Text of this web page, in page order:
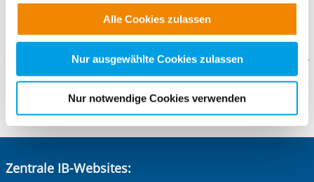
Funktionen für diese Zwecke aktiviert sind, müssen Sie
alle Cookie-Kategorien auswählen. Sie können mittels
nachfolgender Buttons über Ihre Einwilligung für diese
Zwecke entscheiden und Ihre erteilte Einwilligung stets
für die Zukunft widerrufen. Bitte beachten Sie: Ihre
Cookies, die erforderlich zur Bereitstellung der von Ihnen
aufgerufenen und somit gewünschten Website-
Funktionen sind. Diese Cookies setzen wir aufgrund
Einwilligung.
Alle Cookies zulassen
Nur ausgewählte Cookies zulassen
Nur notwendige Cookies verwenden
entwicklungsentsprechende Vorbereitung auf selbständige
und eigenverantwortliche Lebensführung
Galerie
Zentrale IB-Websites: